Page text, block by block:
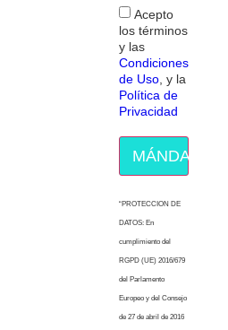
Acepto
los términos
y las
Condiciones
de Uso , y la
Política de
Privacidad
MÁNDAME
“PROTECCION DE
DATOS: En
cumplimiento del
RGPD (UE) 2016/679
del Parlamento
Europeo y del Consejo
de 27 de abril de 2016